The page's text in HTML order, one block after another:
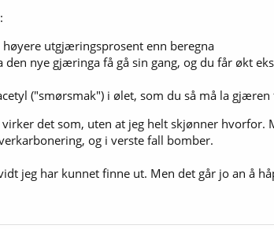
utgjæringsprosent enn beregna
nye gjæringa få gå sin gang, og du får økt
("smørsmak") i ølet, som du så må la
det som, uten at jeg helt skjønner
og i verste fall bomber.
jeg har kunnet finne ut. Men det går jo an å